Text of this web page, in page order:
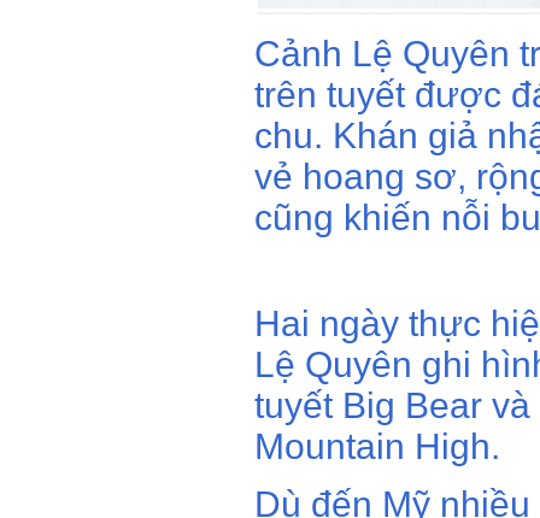
Cảnh Lệ Quyên
trên tuyết được
chu. Khán giả
vẻ hoang sơ,
cũng khiến nỗi
Hai ngày thực
Lệ Quyên ghi
tuyết Big Bear
Mountain High.
Dù đến Mỹ